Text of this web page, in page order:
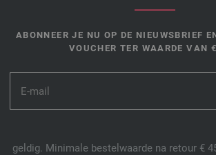
ABONNEER JE NU OP DE NIEUWSBRIEF
VOUCHER TER WAARDE VAN
geldig. Minimale bestelwaarde na retour €